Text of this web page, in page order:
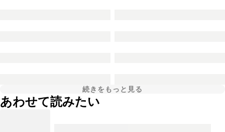
続きをもっと見る
あわせて読みたい